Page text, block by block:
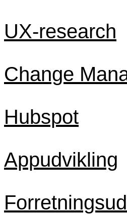
UX-research
Change
Hubspot
Appudvikling